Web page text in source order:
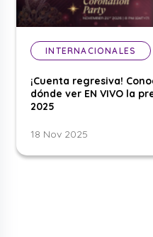
INTERNACIONALES
¡Cuenta regresiva!
dónde ver EN VIVO la
2025
18 Nov 2025